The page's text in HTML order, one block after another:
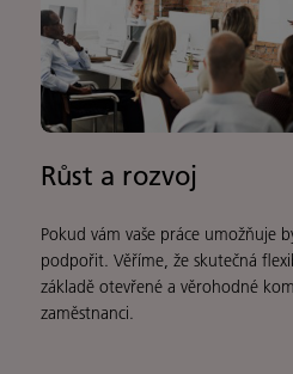
Růst a rozvoj
Pokud vám vaše práce umožňuje
podpořit. Věříme, že skutečná
základě otevřené a věrohodné
zaměstnanci.